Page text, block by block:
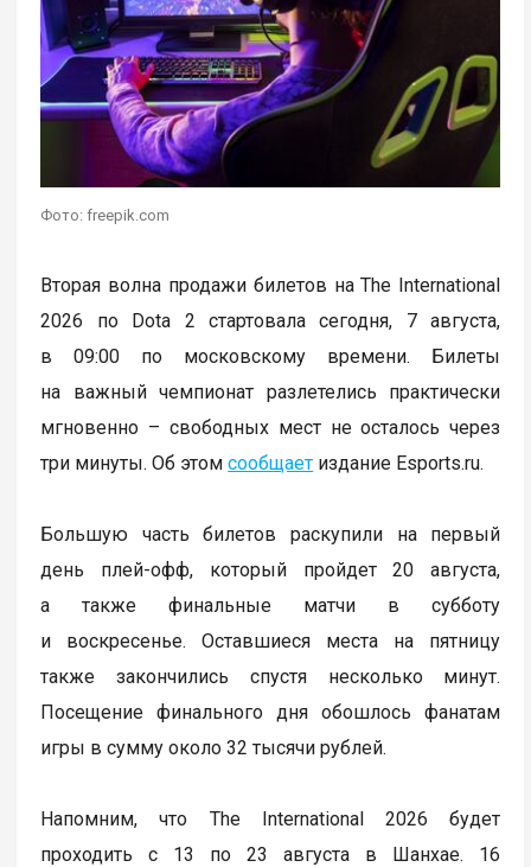
Фото: freepik.com
Вторая волна продажи билетов на The International
2026 по Dota 2 стартовала сегодня, 7 августа,
в 09:00 по московскому времени. Билеты
на важный чемпионат разлетелись практически
мгновенно – свободных мест не осталось через
три минуты. Об этомсообщает издание Esports.ru.
Большую часть билетов раскупили на первый
день плей-офф, который пройдет 20 августа,
а также финальные матчи в субботу
и воскресенье. Оставшиеся места на пятницу
также закончились спустя несколько минут.
Посещение финального дня обошлось фанатам
игры в сумму около 32 тысячи рублей.
Напомним, что The International 2026 будет
проходить с 13 по 23 августа в Шанхае. 16